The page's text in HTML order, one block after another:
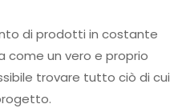
di prodotti in costante
come un vero e proprio
trovare tutto ciò di cui